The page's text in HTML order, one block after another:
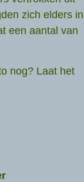
zich elders in
een aantal van
nog? Laat het